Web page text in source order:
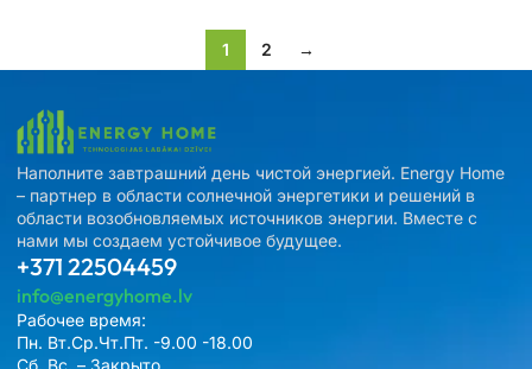
1 2 →
Наполните завтрашний день чистой энергией. Energy Home
– партнер в области солнечной энергетики и решений в
области возобновляемых источников энергии. Вместе с
нами мы создаем устойчивое будущее.
+371 22504459
info@energyhome.lv
Рабочее время:
Пн. Вт.Ср.Чт.Пт. -9.00 -18.00
Сб. Вс. – Закрыто